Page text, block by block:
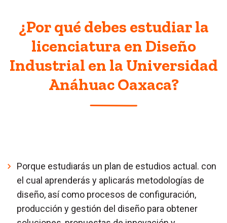
¿Por qué debes estudiar la
licenciatura en Diseño
Industrial en la Universidad
Anáhuac Oaxaca?
Porque estudiarás un plan de estudios actual. con
el cual aprenderás y aplicarás metodologías de
diseño, así como procesos de configuración,
producción y gestión del diseño para obtener